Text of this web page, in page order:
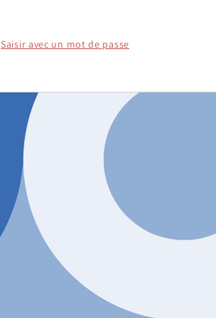
Saisir avec un mot de passe